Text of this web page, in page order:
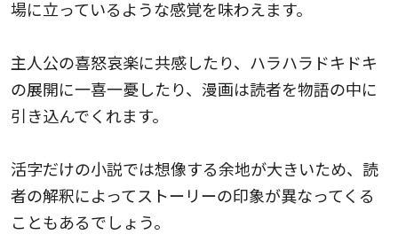
場に立っているような感覚を味わえます。
主人公の喜怒哀楽に共感したり、ハラハラドキドキ
の展開に一喜一憂したり、漫画は読者を物語の中に
引き込んでくれます。
活字だけの小説では想像する余地が大きいため、読
者の解釈によってストーリーの印象が異なってくる
こともあるでしょう。